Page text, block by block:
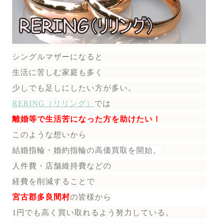
シングルマザーになると
生活に苦しむ家庭も多く
少しでも足しにしたい方が多い。
RERING（リリング） では
離婚等で生活苦になった方を助けたい！
このような想いから
結婚指輪・婚約指輪の高価買取を開始。
人件費・店舗維持費などの
経費を削減することで
宮古郡多良間村の皆様から
1円でも高く買い取れるよう努力している。